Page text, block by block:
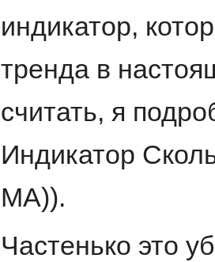
индикатор,
тренда в
считать, я
Индикатор
MA)).
Частенько это